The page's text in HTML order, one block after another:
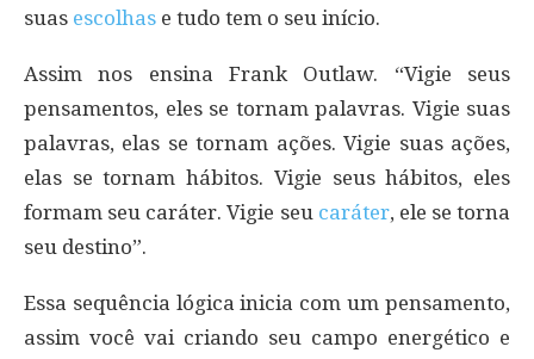
suas escolhas e tudo tem o seu início.
Assim nos ensina Frank Outlaw. “Vigie seus
pensamentos, eles se tornam palavras. Vigie suas
palavras, elas se tornam ações. Vigie suas ações,
elas se tornam hábitos. Vigie seus hábitos, eles
formam seu caráter. Vigie seu caráter, ele se torna
seu destino”.
Essa sequência lógica inicia com um pensamento,
assim você vai criando seu campo energético e